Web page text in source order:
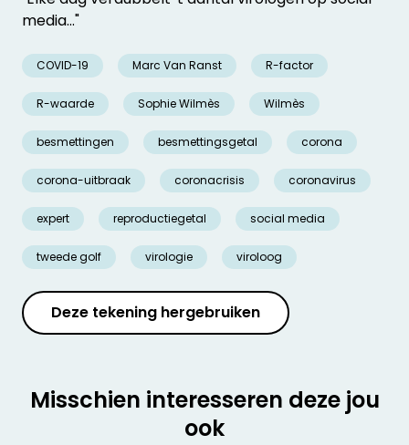
media..."
COVID-19 Marc Van Ranst R-factor
R-waarde Sophie Wilmès Wilmès
besmettingen besmettingsgetal corona
corona-uitbraak coronacrisis coronavirus
expert reproductiegetal social media
tweede golf virologie viroloog
Deze tekening hergebruiken
Misschien interesseren deze jou
ook